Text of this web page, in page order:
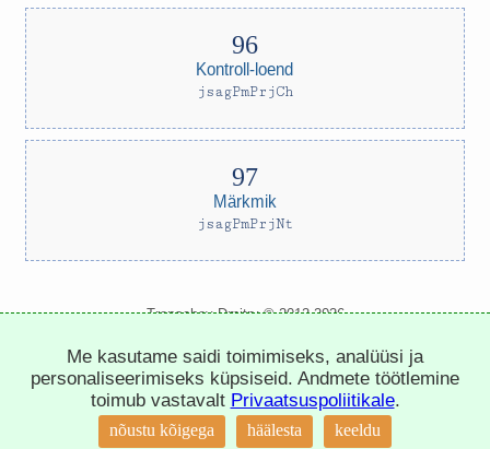
Kontroll-loend
jsagPmPrjCh
Märkmik
jsagPmPrjNt
Trepachev Dmitry © 2012-2026
privaatsuspoliitika seadista küpsiseid
Me kasutame saidi toimimiseks, analüüsi ja
personaliseerimiseks küpsiseid. Andmete töötlemine
toimub vastavalt Privaatsuspoliitikale.
nõustu kõigega häälesta keeldu